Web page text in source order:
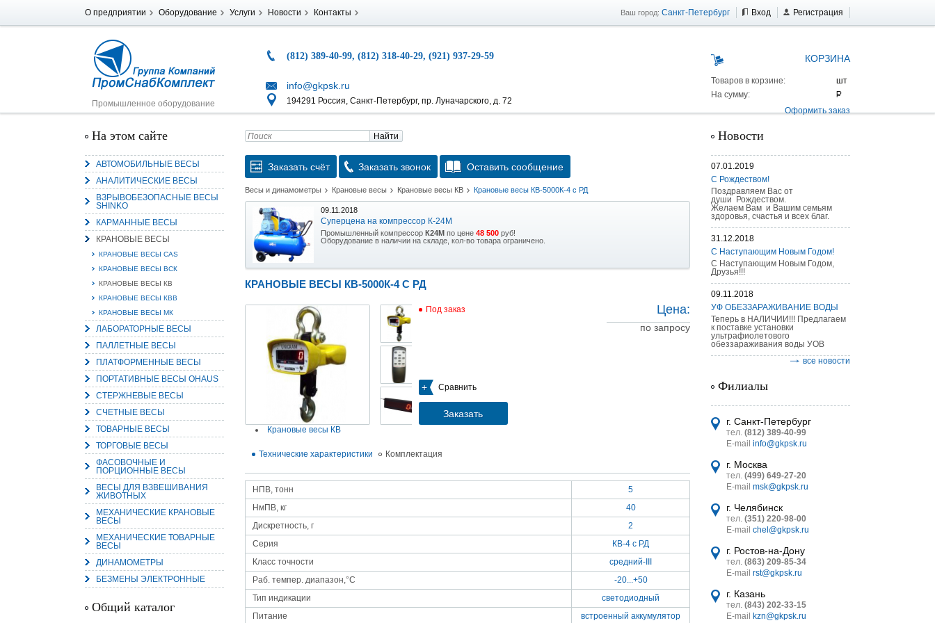
О предприятии Оборудование Услуги Новости Контакты Ваш город: Санкт-Петербург Вход Регистрация
Промышленное оборудование
(812) 389-40-99, (812) 318-40-29, (921) 937-29-59
info@gkpsk.ru
194291 Россия, Санкт-Петербург, пр. Луначарского, д. 72
КОРЗИНА
Товаров в корзине:
На сумму:
Оформить заказ
На этом сайте
АВТОМОБИЛЬНЫЕ ВЕСЫ
АНАЛИТИЧЕСКИЕ ВЕСЫ
ВЗРЫВОБЕЗОПАСНЫЕ ВЕСЫ
SHINKO
КАРМАННЫЕ ВЕСЫ
КРАНОВЫЕ ВЕСЫ
КРАНОВЫЕ ВЕСЫ CAS
КРАНОВЫЕ ВЕСЫ ВСК
КРАНОВЫЕ ВЕСЫ КВ
КРАНОВЫЕ ВЕСЫ КВВ
КРАНОВЫЕ ВЕСЫ МК
ЛАБОРАТОРНЫЕ ВЕСЫ
ПАЛЛЕТНЫЕ ВЕСЫ
ПЛАТФОРМЕННЫЕ ВЕСЫ
ПОРТАТИВНЫЕ ВЕСЫ OHAUS
СТЕРЖНЕВЫЕ ВЕСЫ
СЧЕТНЫЕ ВЕСЫ
ТОВАРНЫЕ ВЕСЫ
ТОРГОВЫЕ ВЕСЫ
ФАСОВОЧНЫЕ И
ПОРЦИОННЫЕ ВЕСЫ
ВЕСЫ ДЛЯ ВЗВЕШИВАНИЯ
ЖИВОТНЫХ
МЕХАНИЧЕСКИЕ КРАНОВЫЕ
ВЕСЫ
МЕХАНИЧЕСКИЕ ТОВАРНЫЕ
ВЕСЫ
ДИНАМОМЕТРЫ
БЕЗМЕНЫ ЭЛЕКТРОННЫЕ
Общий каталог
Найти
Заказать счёт Заказать звонок Оставить сообщение
Весы и динамометры Крановые весы Крановые весы КВ Крановые весы КВ-5000К-4 с РД
09.11.2018
Суперцена на компрессор К-24М
Промышленный компрессор К24М по цене 48 500 руб!
Оборудование в наличии на складе, кол-во товара ограничено.
15.10.2018
Уникальная возможность приобрести (в наличии на складе) тележку гидравлическую AS 25 г/п
05.09.2018
Новое поступление на склад насосов
Насосы Calpeda в НАЛИЧИИ
https://www.1nasos.ru/vodosnabzhenie-otoplenie/calpeda-mxh-203e
15.01.2018
Ручные насосы НБУ без торговой наценки!
Поступление насосов НБУ 700-02 на склад в Спб. Купите сегодня по цене производителя!
Насос бочковой универсальный НБУ 700-02 предназначен для перекачивания пищевых растительных
масел из бочек и других емкостей и соответствует государственным санитарно-эпидемеологическим
правилам и нормам.
15.01.2018
Оборудование в наличии на складе!!! Цены фиксированы!
Акция на Пневмонагнетатель ТОПОЛЬ 300 ТРАНСМИКС и Растворосмеситель
Растворосмеситель СКАУТ MINI
Товар имеется в наличии на складе.
Наклонный подъемник Minor Escalera по цене 2014 года
Оборудование в наличии на складе.
Стоимость 260 000 руб!
КРАНОВЫЕ ВЕСЫ КВ-5000К-4 С РД
Под заказ
Сравнить
Заказать
Цена:
по запросу
Крановые весы КВ
Технические характеристики Комплектация
НПВ, тонн
5
НмПВ, кг
40
Дискретность, г
2
Серия
КВ-4 с РД
Класс точности
средний-III
Раб. темпер. диапазон,°С
-20...+50
Тип индикации
светодиодный
Питание
встроенный аккумулятор
Новости
07.01.2019
С Рождеством!
Поздравляем Вас от
души Рождеством.
Желаем Вам и Вашим семьям
здоровья, счастья и всех благ.
31.12.2018
С Наступающим Новым Годом!
С Наступающим Новым Годом,
Друзья!!!
09.11.2018
УФ ОБЕЗЗАРАЖИВАНИЕ ВОДЫ
Теперь в НАЛИЧИИ!!! Предлагаем
к поставке установки
ультрафиолетового
обеззараживания воды УОВ
все новости
Филиалы
г. Санкт-Петербург
тел. (812) 389-40-99
E-mail info@gkpsk.ru
г. Москва
тел. (499) 649-27-20
E-mail msk@gkpsk.ru
г. Челябинск
тел. (351) 220-98-00
E-mail chel@gkpsk.ru
г. Ростов-на-Дону
тел. (863) 209-85-34
E-mail rst@gkpsk.ru
г. Казань
тел. (843) 202-33-15
E-mail
kzn@gkpsk.ru